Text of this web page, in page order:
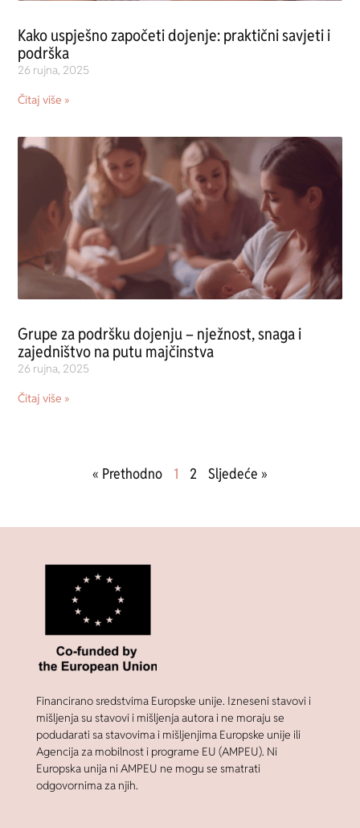
Kako uspješno započeti dojenje: praktični savjeti i
podrška
26 rujna, 2025
Čitaj više »
Grupe za podršku dojenju – nježnost, snaga i
zajedništvo na putu majčinstva
26 rujna, 2025
Čitaj više »
« Prethodno 1 2 Sljedeće »
Financirano sredstvima Europske unije. Izneseni stavovi i
mišljenja su stavovi i mišljenja autora i ne moraju se
podudarati sa stavovima i mišljenjima Europske unije ili
Agencija za mobilnost i programe EU (AMPEU). Ni
Europska unija ni AMPEU ne mogu se smatrati
odgovornima za njih.